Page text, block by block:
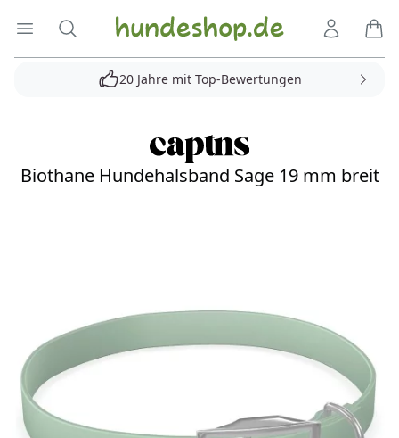
Menü öffnen
Suche Hundeshop.de
20 Jahre mit Top-Bewertungen
Biothane Hundehalsband Sage 19 mm breit